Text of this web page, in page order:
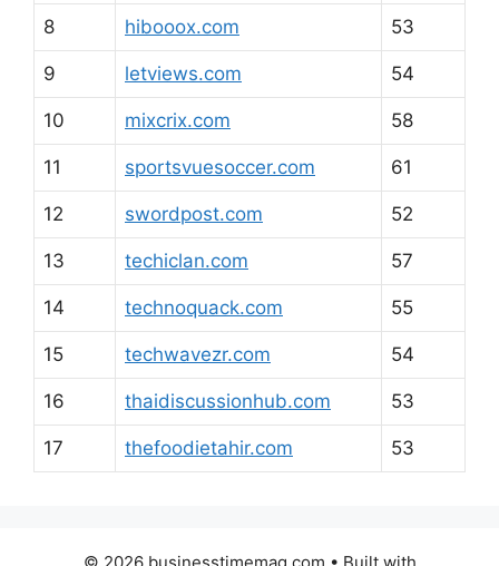
8 hibooox.com 53
9 letviews.com 54
10 mixcrix.com 58
11 sportsvuesoccer.com 61
12 swordpost.com 52
13 techiclan.com 57
14 technoquack.com 55
15 techwavezr.com 54
16 thaidiscussionhub.com 53
17 thefoodietahir.com 53